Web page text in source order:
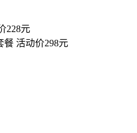
228元
餐 活动价298元